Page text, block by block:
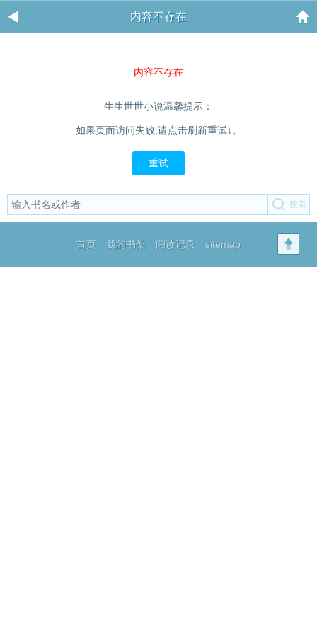
内容不存在
内容不存在
生生世世小说温馨提示：
如果页面访问失败,请点击刷新重试↓。
重试
首页 我的书架 阅读记录 sitemap